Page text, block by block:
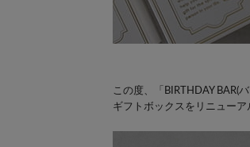
この度、「BIRTHDAY BAR(
ギフトボックスをリニューア